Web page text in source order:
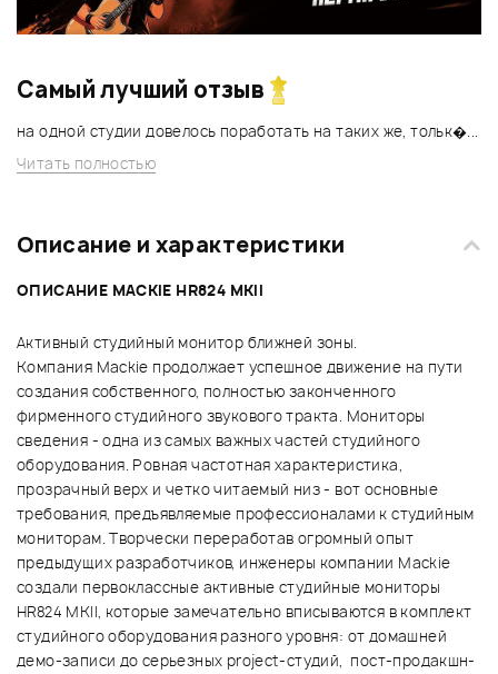
Самый лучший отзыв
на одной студии довелось поработать на таких же, тольк�...
Читать полностью
Описание и характеристики
ОПИСАНИЕ MACKIE HR824 MKII
Активный студийный монитор ближней зоны.
Компания Mackie продолжает успешное движение на пути
создания собственного, полностью законченного
фирменного студийного звукового тракта. Мониторы
сведения - одна из самых важных частей студийного
оборудования. Ровная частотная характеристика,
прозрачный верх и четко читаемый низ - вот основные
требования, предъявляемые профессионалами к студийным
мониторам. Творчески переработав огромный опыт
предыдущих разработчиков, инженеры компании Mackie
создали первоклассные активные студийные мониторы
HR824 MKII, которые замечательно вписываются в комплект
студийного оборудования разного уровня: от домашней
демо-записи до серьезных project-студий, пост-продакшн-